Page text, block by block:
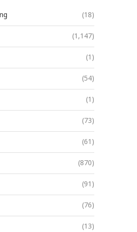
(18)
(1,147)
(1)
(54)
(1)
(73)
(61)
(870)
(91)
(76)
(13)